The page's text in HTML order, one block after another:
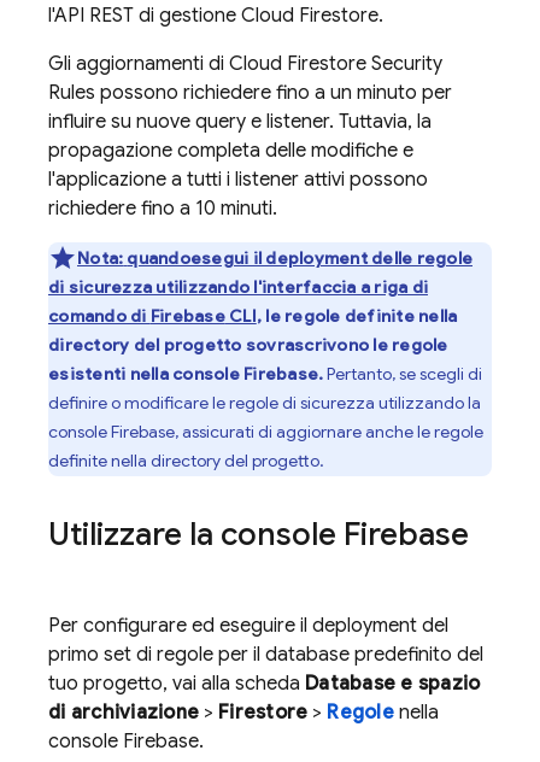
l'API REST di gestione Cloud Firestore.
Gli aggiornamenti di Cloud Firestore Security
Rules possono richiedere fino a un minuto per
influire su nuove query e listener. Tuttavia, la
propagazione completa delle modifiche e
l'applicazione a tutti i listener attivi possono
richiedere fino a 10 minuti.
Nota: quandoesegui il deployment delle regole
di sicurezza utilizzando l'interfaccia a riga di
comando di FirebaseCLI, le regole definite nella
directory del progetto sovrascrivono le regole
esistenti nella console Firebase.Pertanto, se scegli di
definire o modificare le regole di sicurezza utilizzando la
console Firebase, assicurati di aggiornare anche le regole
definite nella directory del progetto.
Utilizzare la console Firebase
Per configurare ed eseguire il deployment del
primo set di regole per il database predefinito del
tuo progetto, vai alla scheda Database e spazio
di archiviazione > Firestore > Regolenella
console Firebase.